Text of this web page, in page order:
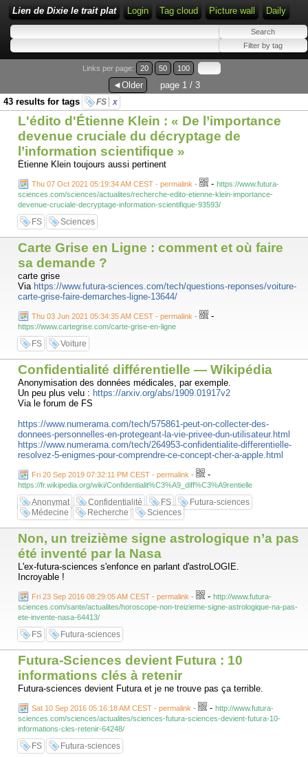
Lien de Dixie le trait plat Login Tag cloud Picture wall Daily
Links per page: 20 50 100
◄Older
page 1 / 3
43 results for tags
FS x
L'édito d'Étienne Klein : « De l’importance
devenue cruciale du décryptage de
l’information scientifique »
Étienne Klein toujours aussi pertinent
Thu 07 Oct 2021 05:19:34 AM CEST - permalink - - https://www.futura-
sciences.com/sciences/actualites/recherche-edito-etienne-klein-importance-
devenue-cruciale-decryptage-information-scientifique-93593/
FS Sciences
Carte Grise en Ligne : comment et où faire
sa demande ?
carte grise
Via https://www.futura-sciences.com/tech/questions-reponses/voiture-
carte-grise-faire-demarches-ligne-13644/
Thu 03 Jun 2021 05:34:35 AM CEST - permalink - -
https://www.cartegrise.com/carte-grise-en-ligne
FS Voiture
Confidentialité différentielle — Wikipédia
Anonymisation des données médicales, par exemple.
Un peu plus velu : https://arxiv.org/abs/1909.01917v2
Via le forum de FS
https://www.numerama.com/tech/575861-peut-on-collecter-des-
donnees-personnelles-en-protegeant-la-vie-privee-dun-utilisateur.html
https://www.numerama.com/tech/264953-confidentialite-differentielle-
resolvez-5-enigmes-pour-comprendre-ce-concept-cher-a-apple.html
Fri 20 Sep 2019 07:32:11 PM CEST - permalink - -
https://fr.wikipedia.org/wiki/Confidentialit%C3%A9_diff%C3%A9rentielle
Anonymat Confidentialité FS
Futura-sciences
Médecine
Recherche Sciences
Non, un treizième signe astrologique n’a pas
été inventé par la Nasa
L'ex-futura-sciences s'enfonce en parlant d'astroLOGIE.
Incroyable !
Fri 23 Sep 2016 08:29:05 AM CEST - permalink - - http://www.futura-
sciences.com/sante/actualites/horoscope-non-treizieme-signe-astrologique-na-pas-
ete-invente-nasa-64413/
FS Futura-sciences
Futura-Sciences devient Futura : 10
informations clés à retenir
Futura-sciences devient Futura et je ne trouve pas ça terrible.
Sat 10 Sep 2016 05:16:18 AM CEST - permalink - - http://www.futura-
sciences.com/sciences/actualites/sciences-futura-sciences-devient-futura-10-
informations-cles-retenir-64248/
FS Futura-sciences